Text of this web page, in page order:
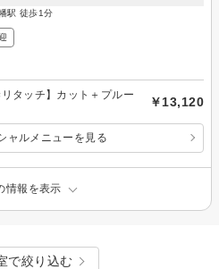
駅 徒歩1分
タッチ】カット＋プルー
￥13,120
ャルメニューを見る
情報を表示
で絞り込む